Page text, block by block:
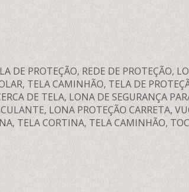
DE PROTEÇÃO, REDE DE PROTEÇÃO,
TELA CAMINHÃO, TELA DE
DE TELA, LONA DE SEGURANÇA
LONA PROTEÇÃO CARRETA,
TELA CORTINA, TELA CAMINHÃO,